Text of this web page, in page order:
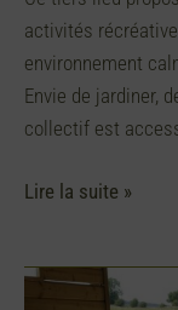
activités
environnement
Envie de jardiner,
collectif est
Lire la suite »
Le